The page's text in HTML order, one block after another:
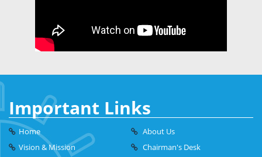
Important Links
Home
About Us
Vision & Mission
Chairman's Desk